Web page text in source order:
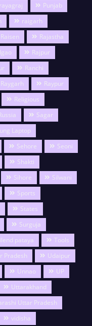
Punjab
raigarh
Raisen
Rajastha
Rajpur
Ranchi
Raygarh
Raypur
Religious
Sagar
Laptop
Sehore
Seoni
Shakti
Sihore
Silwani
Sports
States
Surguja
pataya
Tools
Pradesh
Udaipur
Unnao
UP
Uttarakhand
Uttar Pradesh
vidisha